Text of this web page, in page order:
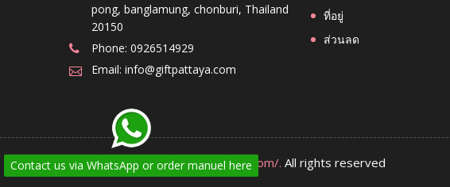
pong, banglamung, chonburi, Thailand
20150
Phone: 0926514929
Email: info@giftpattaya.com
ที่อยู่
ส่วนลด
Contact us via WhatsApp or order manuel here
Copyright 2026www.giftpattaya.com/. All rights reserved